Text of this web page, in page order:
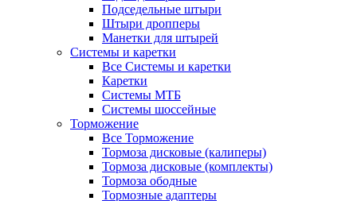
Подседельные штыри
Штыри дропперы
Манетки для штырей
Системы и каретки
Все Системы и каретки
Каретки
Системы МТБ
Системы шоссейные
Торможение
Все Торможение
Тормоза дисковые (калиперы)
Тормоза дисковые (комплекты)
Тормоза ободные
Тормозные адаптеры